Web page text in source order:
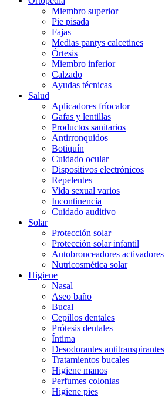
Miembro superior
Pie pisada
Fajas
Medias pantys calcetines
Órtesis
Miembro inferior
Calzado
Ayudas técnicas
Salud
Aplicadores fríocalor
Gafas y lentillas
Productos sanitarios
Antirronquidos
Botiquín
Cuidado ocular
Dispositivos electrónicos
Repelentes
Vida sexual varios
Incontinencia
Cuidado auditivo
Solar
Protección solar
Protección solar infantil
Autobronceadores activadores
Nutricosmética solar
Higiene
Nasal
Aseo baño
Bucal
Cepillos dentales
Prótesis dentales
Íntima
Desodorantes antitranspirantes
Tratamientos bucales
Higiene manos
Perfumes colonias
Higiene pies